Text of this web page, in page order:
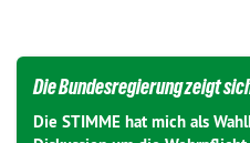
Die Bundesregierung zeigt
Die STIMME hat mich als